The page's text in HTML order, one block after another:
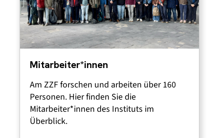
Mitarbeiter*innen
Am ZZF forschen und arbeiten über 160
Personen. Hier finden Sie die
Mitarbeiter*innen des Instituts im
Überblick.